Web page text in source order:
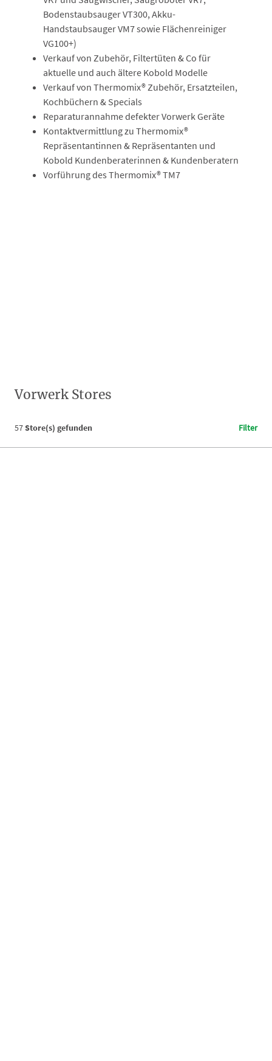
Bodenstaubsauger VT300, Akku-
Handstaubsauger VM7 sowie Flächenreiniger
VG100+)
Verkauf von Zubehör, Filtertüten & Co für
aktuelle und auch ältere Kobold Modelle
Verkauf von Thermomix® Zubehör, Ersatzteilen,
Kochbüchern & Specials
Reparaturannahme defekter Vorwerk Geräte
Kontaktvermittlung zu Thermomix®
Repräsentantinnen & Repräsentanten und
Kobold Kundenberaterinnen & Kundenberatern
Vorführung des Thermomix® TM7
Vorwerk Stores
57Store(s) gefunden Filter